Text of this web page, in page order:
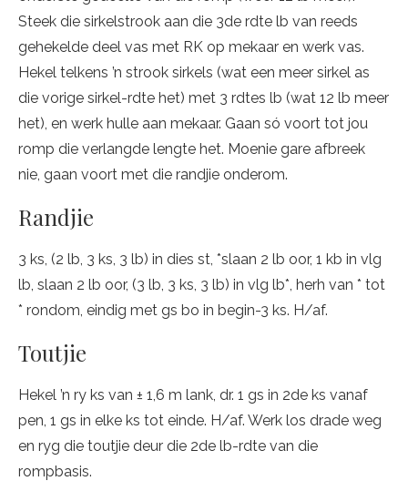
Steek die sirkelstrook aan die 3de rdte lb van reeds
gehekelde deel vas met RK op mekaar en werk vas.
Hekel telkens ’n strook sirkels (wat een meer sirkel as
die vorige sirkel-rdte het) met 3 rdtes lb (wat 12 lb meer
het), en werk hulle aan mekaar. Gaan só voort tot jou
romp die verlangde lengte het. Moenie gare afbreek
nie, gaan voort met die randjie onderom.
Randjie
3 ks, (2 lb, 3 ks, 3 lb) in dies st, *slaan 2 lb oor, 1 kb in vlg
lb, slaan 2 lb oor, (3 lb, 3 ks, 3 lb) in vlg lb*, herh van * tot
* rondom, eindig met gs bo in begin-3 ks. H/af.
Toutjie
Hekel ’n ry ks van ± 1,6 m lank, dr. 1 gs in 2de ks vanaf
pen, 1 gs in elke ks tot einde. H/af. Werk los drade weg
en ryg die toutjie deur die 2de lb-rdte van die
rompbasis.